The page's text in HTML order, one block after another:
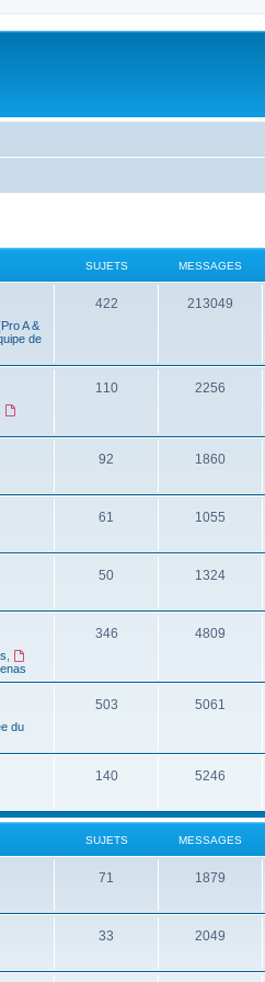
SUJETS MESSAGES
A &
de
422 213049
110 2256
92 1860
61 1055
50 1324
346 4809
du
503 5061
140 5246
SUJETS MESSAGES
71 1879
33 2049